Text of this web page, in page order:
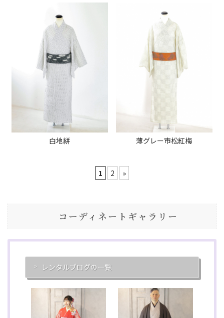
白地絣 薄グレー市松紅梅
1 2 »
コーディネートギャラリー
レンタルブログの一覧